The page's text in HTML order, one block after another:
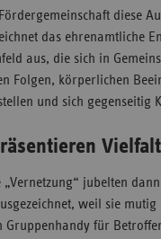
diese
das ehrenamtliche
aus, die sich in
Folgen, körperlichen
und sich gegenseitig
„Vernetzung“ jubelten
weil sie
Gruppenhandy für